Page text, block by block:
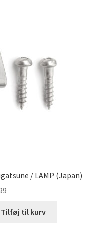
/ LAMP (Japan)
Tilføj til kurv